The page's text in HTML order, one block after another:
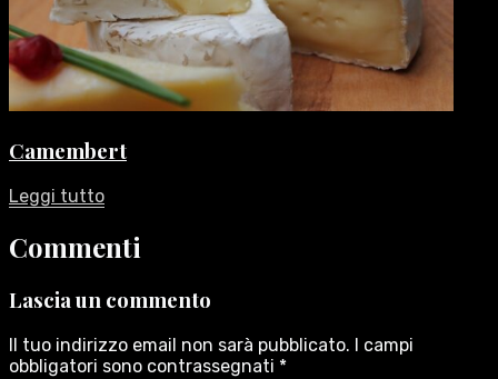
Camembert
Leggi tutto
Commenti
Lascia un commento
Il tuo indirizzo email non sarà pubblicato.
I campi
obbligatori sono contrassegnati *